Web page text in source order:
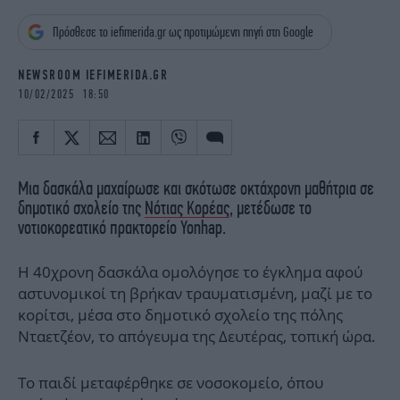
OSCARS
THE OCEAN
Πρόσθεσε το iefimerida.gr ως προτιμώμενη πηγή στη Google
NEWSROOM IEFIMERIDA.GR
10/02/2025 18:50
Μια δασκάλα μαχαίρωσε και σκότωσε οκτάχρονη μαθήτρια σε
δημοτικό σχολείο της Νότιας Κορέας, μετέδωσε το
νοτιοκορεατικό πρακτορείο Yonhap.
Η 40χρονη δασκάλα ομολόγησε το έγκλημα αφού
αστυνομικοί τη βρήκαν τραυματισμένη, μαζί με το
κορίτσι, μέσα στο δημοτικό σχολείο της πόλης
Νταετζέον, το απόγευμα της Δευτέρας, τοπική ώρα.
Το παιδί μεταφέρθηκε σε νοσοκομείο, όπου